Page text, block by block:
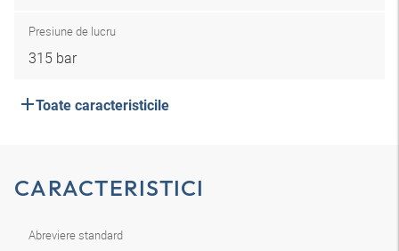
Presiune de lucru
315 bar
Toate caracteristicile
CARACTERISTICI
Abreviere standard